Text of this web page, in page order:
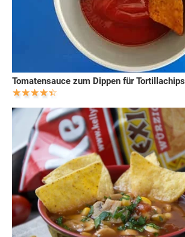
Tomatensauce zum Dippen für Tortillachips